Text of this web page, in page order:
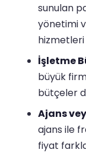
sunulan
yönetimi
hizmetleri
İşletme
büyük
bütçeler
Ajans
ajans ile
fiyat